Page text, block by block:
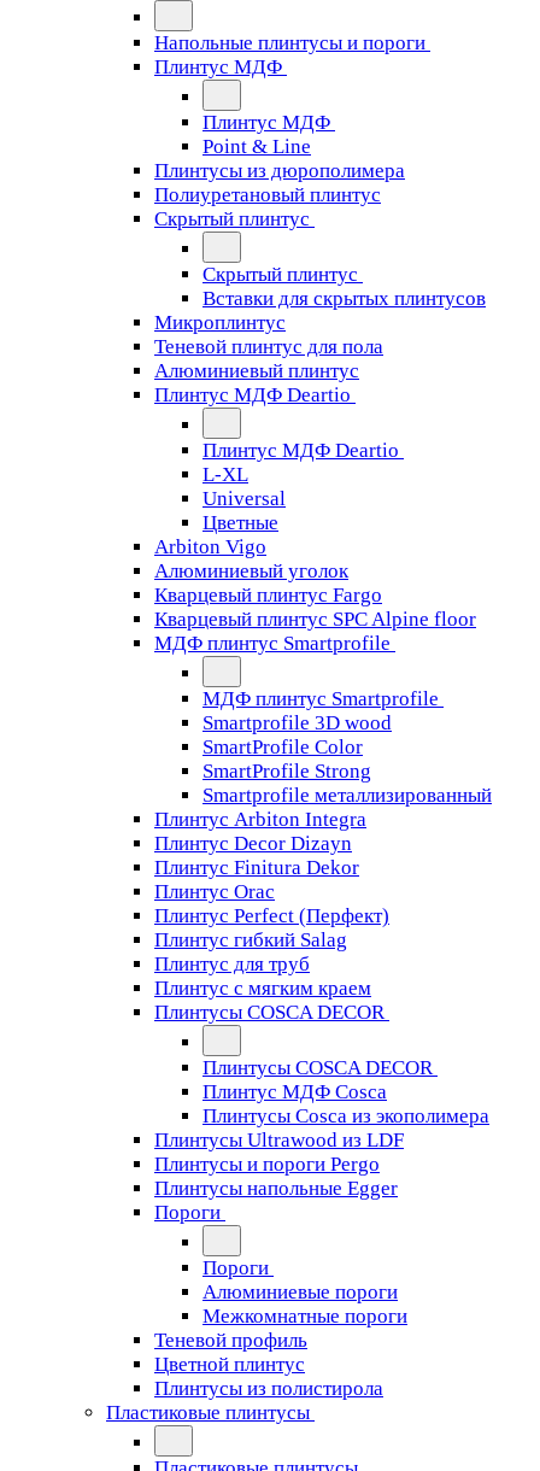
Напольные плинтусы и пороги
Плинтус МДФ
Плинтус МДФ
Point & Line
Плинтусы из дюрополимера
Полиуретановый плинтус
Скрытый плинтус
Скрытый плинтус
Вставки для скрытых плинтусов
Микроплинтус
Теневой плинтус для пола
Алюминиевый плинтус
Плинтус МДФ Deartio
Плинтус МДФ Deartio
L-XL
Universal
Цветные
Arbiton Vigo
Алюминиевый уголок
Кварцевый плинтус Fargo
Кварцевый плинтус SPC Alpine floor
МДФ плинтус Smartprofile
МДФ плинтус Smartprofile
Smartprofile 3D wood
SmartProfile Color
SmartProfile Strong
Smartprofile металлизированный
Плинтус Arbiton Integra
Плинтус Decor Dizayn
Плинтус Finitura Dekor
Плинтус Orac
Плинтус Perfect (Перфект)
Плинтус гибкий Salag
Плинтус для труб
Плинтус с мягким краем
Плинтусы COSCA DECOR
Плинтусы COSCA DECOR
Плинтус МДФ Cosca
Плинтусы Cosca из экополимера
Плинтусы Ultrawood из LDF
Плинтусы и пороги Pergo
Плинтусы напольные Egger
Пороги
Пороги
Алюминиевые пороги
Межкомнатные пороги
Теневой профиль
Цветной плинтус
Плинтусы из полистирола
Пластиковые плинтусы